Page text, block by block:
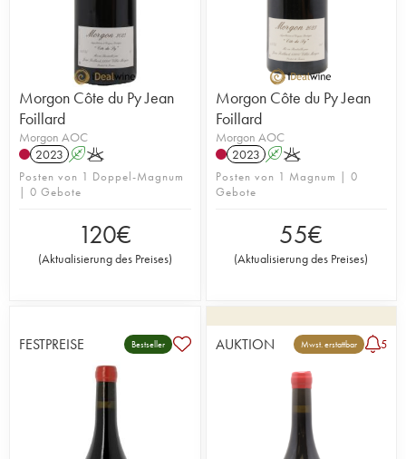
Morgon Côte du Py Jean
Foillard
Morgon AOC
2023 AK
Posten von 1 Doppel-Magnum
| 0 Gebote
120€
(Aktualisierung des Preises)
Morgon Côte du Py Jean
Foillard
Morgon AOC
2023 AK
Posten von 1 Magnum | 0
Gebote
55€
(Aktualisierung des Preises)
FESTPREISE Bestseller AUKTION Mwst. erstattbar 5